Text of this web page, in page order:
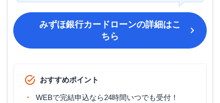
みずほ銀行カードローンの詳細はこ
ちら
おすすめポイント
WEBで完結申込なら24時間いつでも受付！